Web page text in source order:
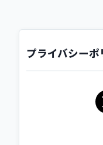
プライバシーポ